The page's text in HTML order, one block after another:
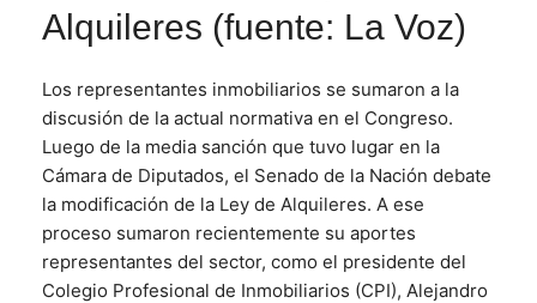
Alquileres (fuente: La Voz)
Los representantes inmobiliarios se sumaron a la
discusión de la actual normativa en el Congreso.
Luego de la media sanción que tuvo lugar en la
Cámara de Diputados, el Senado de la Nación debate
la modificación de la Ley de Alquileres. A ese
proceso sumaron recientemente su aportes
representantes del sector, como el presidente del
Colegio Profesional de Inmobiliarios (CPI), Alejandro